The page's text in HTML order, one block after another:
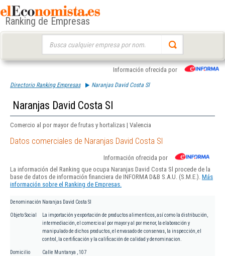
Ranking de Empresas
Información ofrecida por
Directorio Ranking Empresas Naranjas David Costa Sl
Naranjas David Costa Sl
Comercio al por mayor de frutas y hortalizas | Valencia
Datos comerciales de Naranjas David Costa Sl
Información ofrecida por
La información del Ranking que ocupa Naranjas David Costa Sl procede de la
base de datos de información financiera de INFORMA D&B S.A.U. (S.M.E.). Más
información sobre el Ranking de Empresas.
Denominación Naranjas David Costa Sl
Objeto Social
La importación y exportación de productos alimenticos, así como la distribución,
intermediación, el comercio al por mayor y al por menor, la elaboración y
manipulado de dichos productos, el envasado de conservas, la inspección, el
control, la certificación y la calificación de calidad y denominacion.
Domicilio
Calle Muntanya , 107